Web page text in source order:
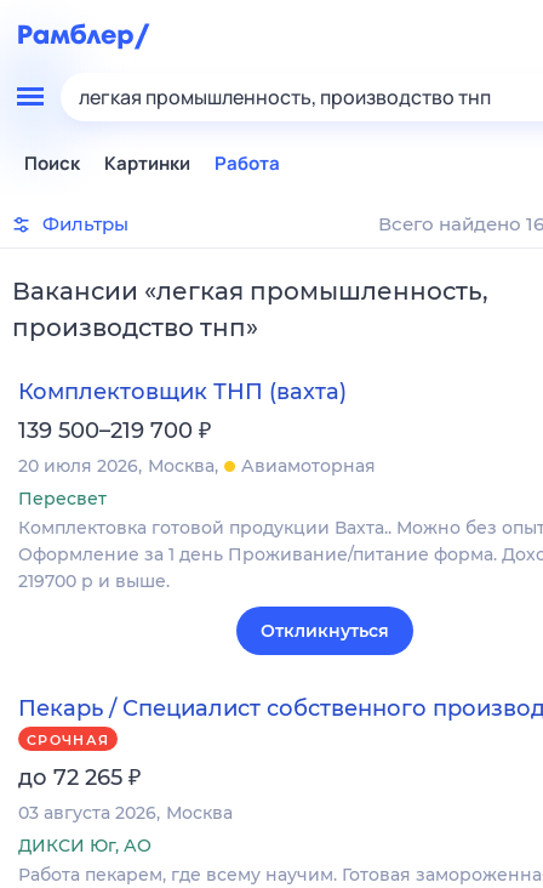
легкая промышленность, производство тнп
Поиск Картинки Работа
Фильтры Всего найдено
Вакансии «легкая промышленность,
производство тнп»
Комплектовщик ТНП (вахта)
139 500–219 700 ₽
20 июля 2026 Москва
Авиамоторная
Пересвет
Комплектовка готовой продукции Вахта.. Можно без
Оформление за 1 день Проживание/питание форма.
219700 р и выше.
Откликнуться
Пекарь / Специалист собственного
СРОЧНАЯ
до 72 265 ₽
03 августа 2026 Москва
ДИКСИ Юг, АО
Работа пекарем, где всему научим. Готовая